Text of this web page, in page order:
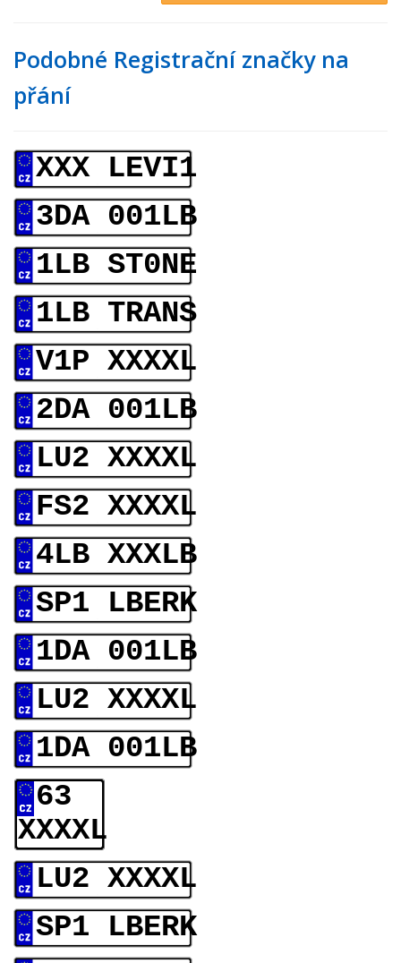
Podobné Registrační značky na
přání
XXX LEVI1
3DA 001LB
1LB ST0NE
1LB TRANS
V1P XXXXL
2DA 001LB
LU2 XXXXL
FS2 XXXXL
4LB XXXLB
SP1 LBERK
1DA 001LB
LU2 XXXXL
1DA 001LB
63
XXXXL
LU2 XXXXL
SP1 LBERK